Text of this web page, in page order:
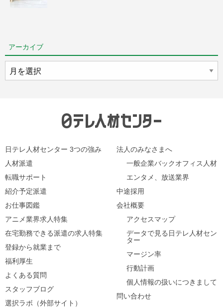
アーカイブ
ー
日テレ人材センター 3つの強み
人材派遣
転職サポート
紹介予定派遣
お仕事図鑑
アニメ業界求人特集
在宅勤務できる派遣の求人特集
登録から就業まで
福利厚生
よくある質問
スタッフブログ
選択ラボ（外部サイト）
法人のみなさまへ
一般企業バックオフィス人材
エンタメ、放送業界
中途採用
会社概要
アクセスマップ
データで見る日テレ人材セン
ター
マージン率
行動計画
個人情報の扱いにつきまして
問い合わせ